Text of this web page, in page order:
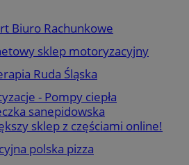
Biuro Rachunkowe
sklep motoryzacyjny
Ruda Śląska
- Pompy ciepła
sanepidowska
sklep z częściami online!
polska pizza